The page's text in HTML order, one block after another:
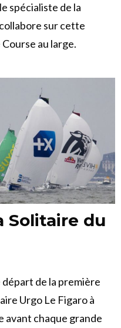
spécialiste de la
sur cette
au large.
Solitaire du
de la première
Urgo Le Figaro à
avant chaque grande